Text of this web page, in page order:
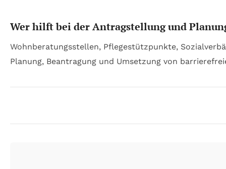
Wer hilft bei der Antragstellung und
Wohnberatungsstellen, Pflegestützpunkte,
Planung, Beantragung und Umsetzung von